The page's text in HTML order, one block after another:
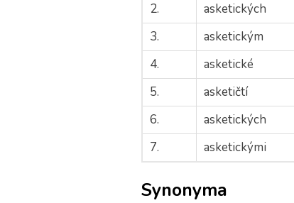
2.
asketických
3.
asketickým
4.
asketické
5.
asketičtí
6.
asketických
7.
asketickými
Synonyma